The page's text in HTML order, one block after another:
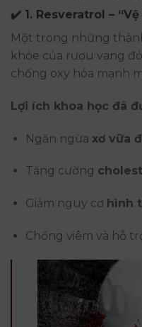
✔️ 1. Resveratrol –
Một trong những
khỏe của rượu vang
chống oxy hóa mạnh
Lợi ích khoa học đã
Ngăn ngừa xơ vữa
Tăng cường
Giảm nguy cơ hình
Chống viêm và hỗ